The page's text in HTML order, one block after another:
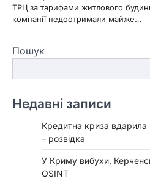
ТРЦ за тарифами житлового
компанії недоотримали майже…
Пошук
Недавні записи
Кредитна криза
– розвідка
У Криму вибухи,
OSINT